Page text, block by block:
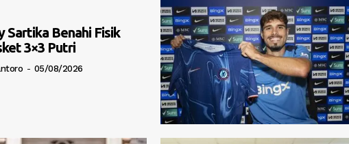
Sartika Benahi Fisik
3×3 Putri
- 05/08/2026